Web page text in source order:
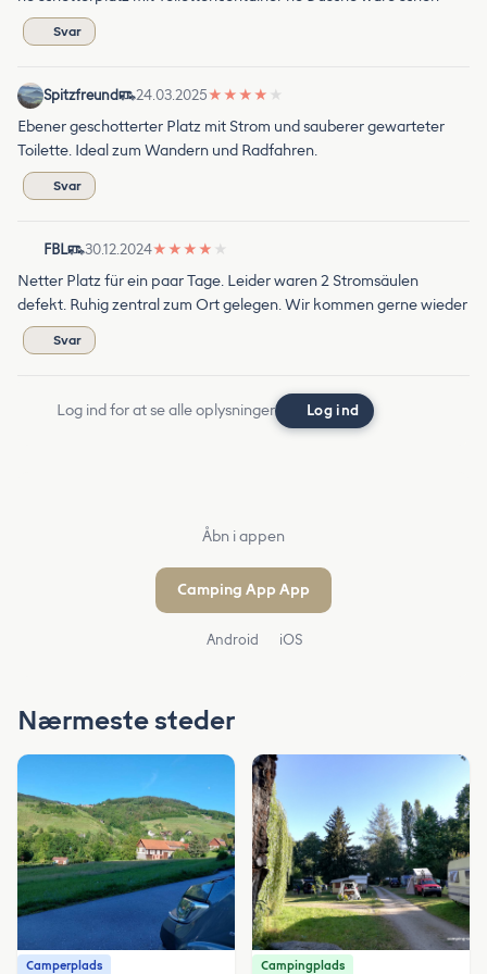
Svar
Spitzfreund 24.03.2025★ ★ ★ ★ ★
Ebener geschotterter Platz mit Strom und sauberer gewarteter
Toilette. Ideal zum Wandern und Radfahren.
Svar
FBL 30.12.2024★ ★ ★ ★ ★
Netter Platz für ein paar Tage. Leider waren 2 Stromsäulen
defekt. Ruhig zentral zum Ort gelegen. Wir kommen gerne wieder
Svar
Log ind for at se alle oplysninger Log ind
Åbn i appen
Camping App App
Android iOS
Nærmeste steder
Camperplads Campingplads